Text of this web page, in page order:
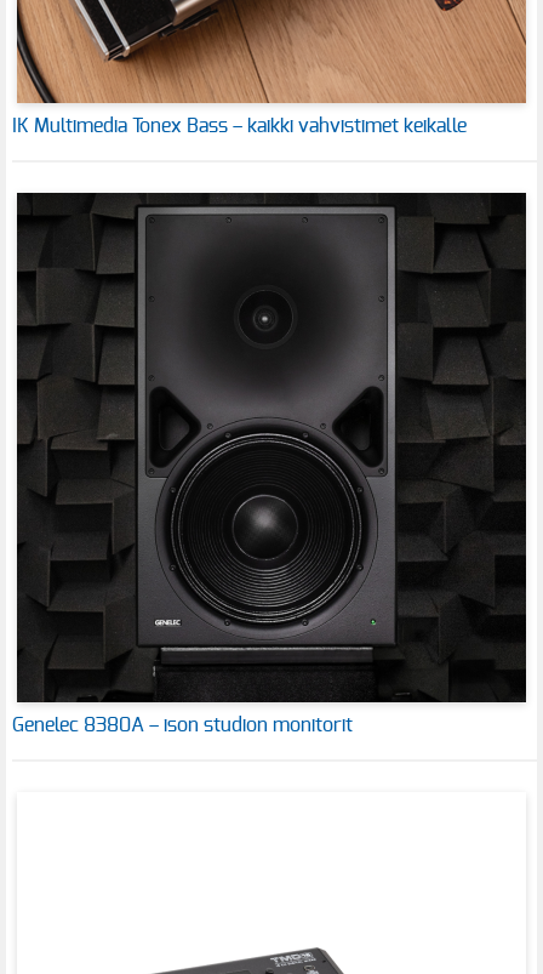
IK Multimedia Tonex Bass – kaikki vahvistimet keikalle
Genelec 8380A – ison studion monitorit